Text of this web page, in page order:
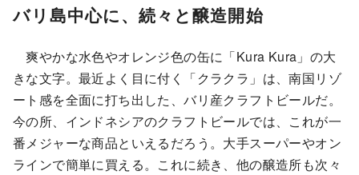
バリ島中心に、続々と醸造開始
爽やかな水色やオレンジ色の缶に「Kura Kura」の大
きな文字。最近よく目に付く「クラクラ」は、南国リゾ
ート感を全面に打ち出した、バリ産クラフトビールだ。
今の所、インドネシアのクラフトビールでは、これが一
番メジャーな商品といえるだろう。大手スーパーやオン
ラインで簡単に買える。これに続き、他の醸造所も次々